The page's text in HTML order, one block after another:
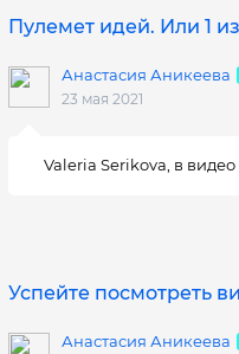
Пулемет идей. Или 1
Анастасия Аникеева
23 мая 2021
Valeria Serikova, в
Успейте посмотреть
Анастасия Аникеева